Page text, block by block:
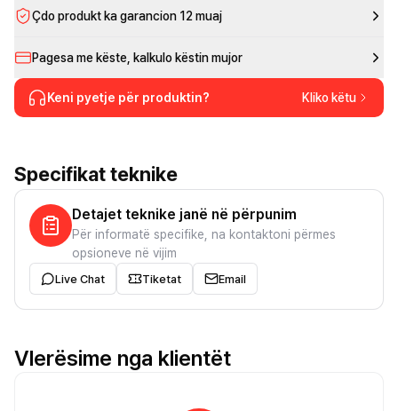
Çdo produkt ka garancion 12 muaj
Pagesa me këste, kalkulo këstin mujor
Keni pyetje për produktin? Kliko këtu
Specifikat teknike
Detajet teknike janë në përpunim
Për informatë specifike, na kontaktoni përmes
opsioneve në vijim
Live Chat Tiketat Email
Vlerësime nga klientët